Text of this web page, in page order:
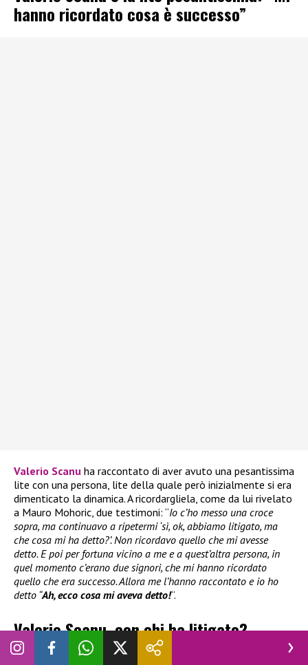
hanno ricordato cosa è successo”
Valerio Scanu ha raccontato di aver avuto una pesantissima
lite con una persona, lite della quale però inizialmente si era
dimenticato la dinamica. A ricordargliela, come da lui rivelato
a Mauro Mohoric, due testimoni: “Io c’ho messo una croce
sopra, ma continuavo a ripetermi ‘sì, ok, abbiamo litigato, ma
che cosa mi ha detto?’. Non ricordavo quello che mi avesse
detto. E poi per fortuna vicino a me e a quest’altra persona, in
quel momento c’erano due signori, che mi hanno ricordato
quello che era successo. Allora me l’hanno raccontato e io ho
detto “Ah, ecco cosa mi aveva detto!“.
Valerio Scanu, con chi ha litigato?